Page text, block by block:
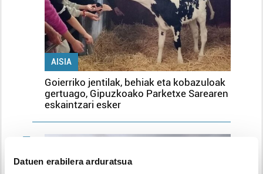
Datuen erabilera arduratsua
AISIA
Goierriko jentilak, behiak eta kobazuloak
gertuago, Gipuzkoako Parketxe Sarearen
eskaintzari esker
5